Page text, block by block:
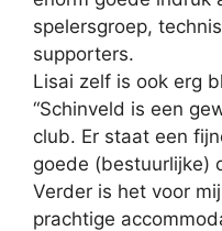
spelersgroep,
supporters.
Lisai zelf is ook erg
“Schinveld is een
club. Er staat een
goede (bestuurlijke)
Verder is het voor
prachtige